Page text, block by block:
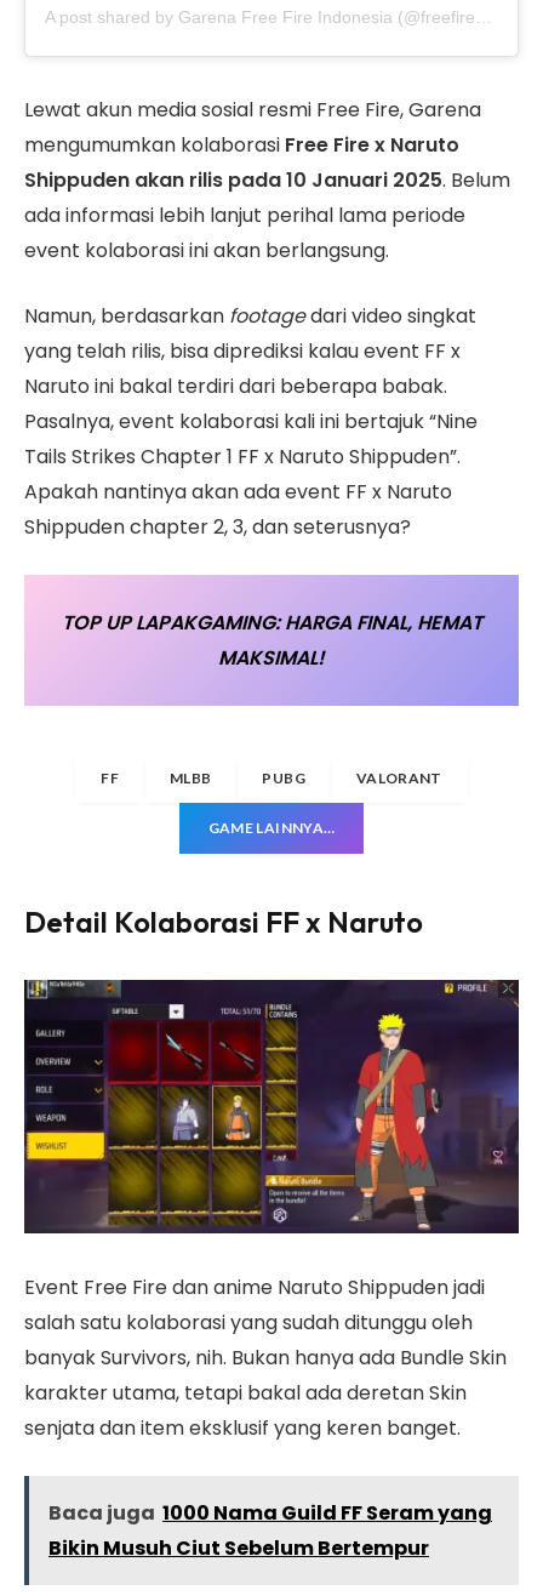
Lewat akun media sosial resmi Free Fire, Garena
mengumumkan kolaborasi Free Fire x Naruto
Shippuden akan rilis pada 10 Januari 2025. Belum
ada informasi lebih lanjut perihal lama periode
event kolaborasi ini akan berlangsung.
Namun, berdasarkan footagedari video singkat
yang telah rilis, bisa diprediksi kalau event FF x
Naruto ini bakal terdiri dari beberapa babak.
Pasalnya, event kolaborasi kali ini bertajuk “Nine
Tails Strikes Chapter 1 FF x Naruto Shippuden”.
Apakah nantinya akan ada event FF x Naruto
Shippuden chapter 2, 3, dan seterusnya?
TOP UP LAPAKGAMING: HARGA FINAL, HEMAT
MAKSIMAL!
FF MLBB PUBG VALORANT
GAME LAINNYA…
Detail Kolaborasi FF x Naruto
Event Free Fire dan anime Naruto Shippuden jadi
salah satu kolaborasi yang sudah ditunggu oleh
banyak Survivors, nih. Bukan hanya ada Bundle Skin
karakter utama, tetapi bakal ada deretan Skin
senjata dan item eksklusif yang keren banget.
Baca juga 1000 Nama Guild FF Seram yang
Bikin Musuh Ciut Sebelum Bertempur